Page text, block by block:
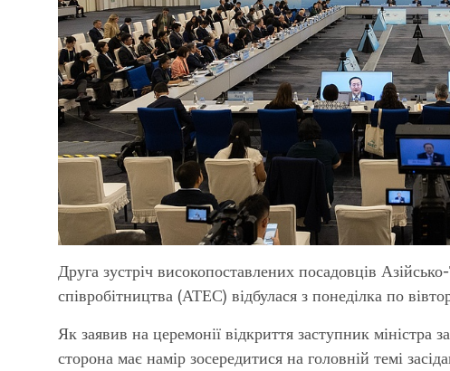
Друга зустріч високопоставлених посадовців
співробітництва (АТЕС) відбулася з понеділка по
Як заявив на церемонії відкриття заступник
сторона має намір зосередитися на головній темі